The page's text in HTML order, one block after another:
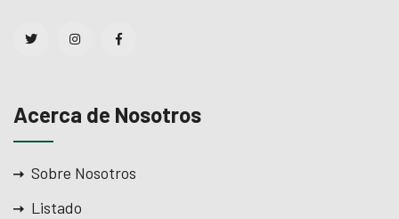
Acerca de Nosotros
Sobre Nosotros
Listado